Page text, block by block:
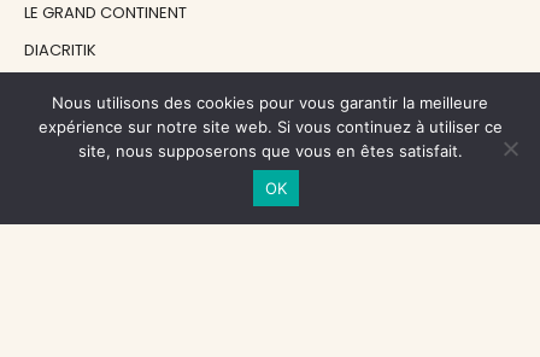
LE GRAND CONTINENT
DIACRITIK
NOS SOUTIENS
CENTRE NATIONAL DU LIVRE
Nous utilisons des cookies pour vous garantir la meilleure
expérience sur notre site web. Si vous continuez à utiliser ce
site, nous supposerons que vous en êtes satisfait.
OK